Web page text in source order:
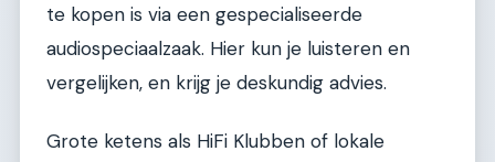
te kopen is via een gespecialiseerde
audiospeciaalzaak. Hier kun je luisteren en
vergelijken, en krijg je deskundig advies.
Grote ketens als HiFi Klubben of lokale